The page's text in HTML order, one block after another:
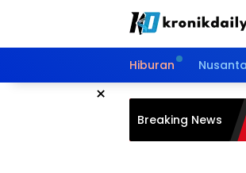
Hiburan
×
Breaking News